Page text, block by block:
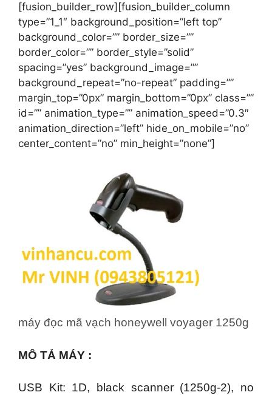
[fusion_builder_row][fusion_builder_column
type=”1_1″ background_position=”left top”
background_color=”” border_size=””
border_color=”” border_style=”solid”
spacing=”yes” background_image=””
background_repeat=”no-repeat” padding=””
margin_top=”0px” margin_bottom=”0px” class=””
id=”” animation_type=”” animation_speed=”0.3″
animation_direction=”left” hide_on_mobile=”no”
center_content=”no” min_height=”none”]
máy đọc mã vạch honeywell voyager 1250g
MÔ TẢ MÁY :
USB Kit: 1D, black scanner (1250g-2), no